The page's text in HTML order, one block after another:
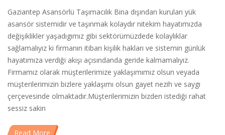
Gaziantep Asansörlü Taşımacılık Bina dışından kurulan yük
asansör sistemidir ve taşınmak kolaydır nitekim hayatımızda
değişiklikler yaşadıgımız gibi sektörümüzdede kolaylıklar
sağlamalıyız ki firmanın itibarı kişilik hakları ve sistemin günlük
hayatımıza verdiği akışı açısındanda geride kalmamalıyız.
Firmamız olarak müşterilerimize yaklaşımımız olsun veyada
müşterilerimizin bizlere yaklaşımı olsun gayet nezih ve saygı
çerçevesinde olmaktadır.Müşterilerimizin bizden istediği rahat
sessiz sakin
Read More